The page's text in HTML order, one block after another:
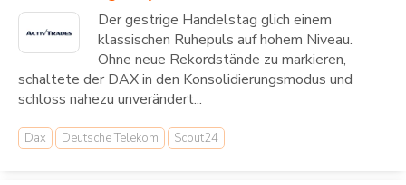
Der gestrige Handelstag glich einem
klassischen Ruhepuls auf hohem Niveau.
Ohne neue Rekordstände zu markieren,
schaltete der DAX in den Konsolidierungsmodus und
schloss nahezu unverändert...
Dax Deutsche Telekom Scout24